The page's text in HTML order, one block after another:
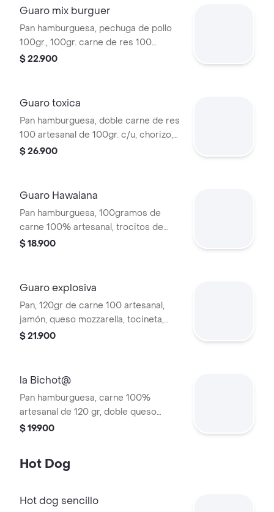
Guaro mix burguer
Pan hamburguesa, pechuga de pollo
100gr., 100gr. carne de res 100
artesanal. lechuga, tomate, cebolla,
$ 22.900
Guaro toxica
Pan hamburguesa, doble carne de res
100 artesanal de 100gr. c/u, chorizo,
lechuga, tomate, doble queso
$ 26.900
Guaro Hawaiana
Pan hamburguesa, 100gramos de
carne 100% artesanal, trocitos de
piña, queso mozarella, jamón,
$ 18.900
Guaro explosiva
Pan, 120gr de carne 100 artesanal,
jamón, queso mozzarella, tocineta,
huevo criollo, chorizo, ripio de papas
$ 21.900
la Bichot@
Pan hamburguesa, carne 100%
artesanal de 120 gr, doble queso
americano, jamón, tocineta, maíz
$ 19.900
Hot Dog
Hot dog sencillo